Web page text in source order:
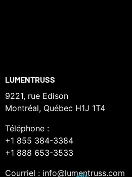
LUMENTRUSS
9221, rue Edison
Montréal, Québec H1J 1T4
Téléphone :
+1 855 384-3384
+1 888 653-3533
Courriel : info@lumentruss.com